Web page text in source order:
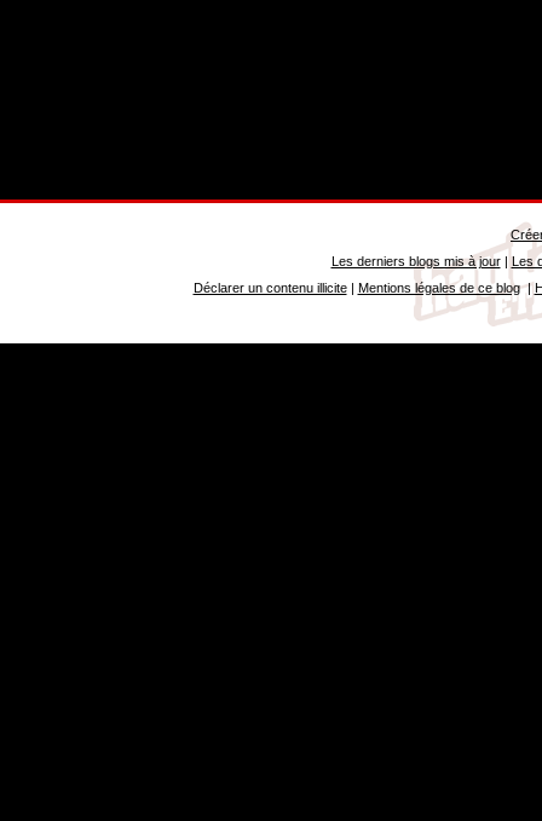
Les derniers blogs mis à jour| Les
Déclarer un contenu illicite| Mentions légales de ce blog|